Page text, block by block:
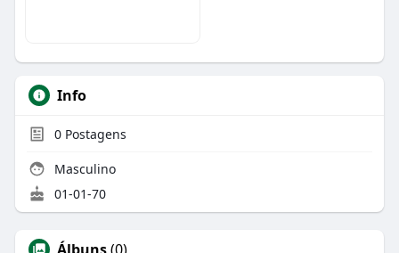
Info
0Postagens
Masculino
01-01-70